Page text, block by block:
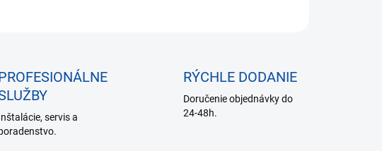
servis a
RÝCHLE DODANIE
Doručenie objednávky do
24-48h.